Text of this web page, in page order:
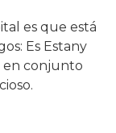
es que está
Es Estany
en conjunto